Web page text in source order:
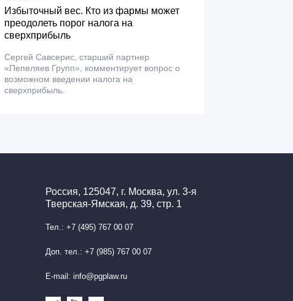
Избыточный вес. Кто из фармы может
преодолеть порог налога на
сверхприбыль
Сергей Савсерис, старший партнер
«Пепеляев Групп», комментирует вопрос о
возможном введении налога на
сверхприбыль.
Россия, 125047, г. Москва, ул. 3-я
Тверская-Ямская, д. 39, стр. 1
Тел.: +7 (495) 767 00 07
Доп. тел.: +7 (985) 767 00 07
E-mail: info@pgplaw.ru